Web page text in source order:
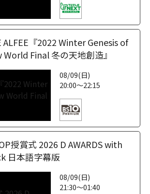
ALFEE『2022 Winter Genesis of
World Final 冬の天地創造』
08/09(日)
20:00～22:15
授賞式 2026 D AWARDS with
日本語字幕版
08/09(日)
21:30～01:40